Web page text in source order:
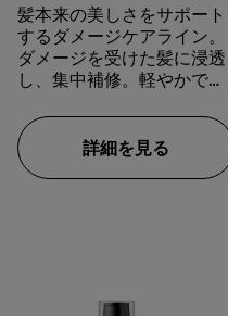
髪本来の美しさをサポート
するダメージケアライン。
ダメージを受けた髪に浸透
し、集中補修。軽やかで、
く。 ヘアタイプによってコ
ンディショナーかマスクか
選べます。
詳細を見る